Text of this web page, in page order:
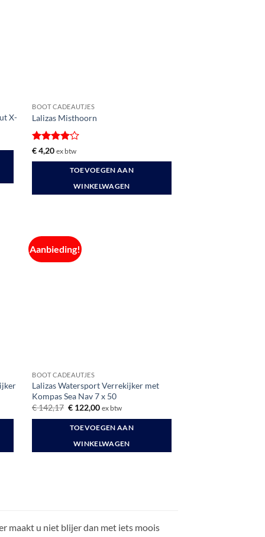
X-
BOOT CADEAUTJES
Lalizas Misthoorn
Gewaardeerd
€4,20 ex btw
TOEVOEGEN AAN
WINKELWAGEN
Aanbieding!
BOOT CADEAUTJES
Lalizas Watersport Verrekijker met
Kompas Sea Nav 7 x 50
€142,17 Oorspronkelijke
was:
€ 142,17.
€ 122,00Huidige
is:
€ 122,00.
ex btw
TOEVOEGEN AAN
WINKELWAGEN
maakt u niet blijer dan met iets moois